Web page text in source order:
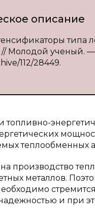
описание
типа
Молодой ученый. —
112/28449.
теплообменных
производство
металлов.
и при